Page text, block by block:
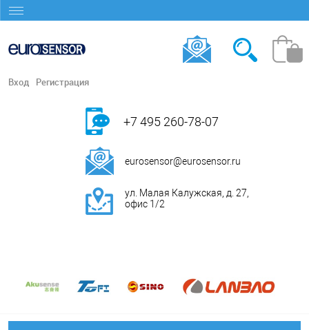
Вход Регистрация
+7 495 260-78-07
eurosensor@eurosensor.ru
ул. Малая Калужская, д. 27,
офис 1/2